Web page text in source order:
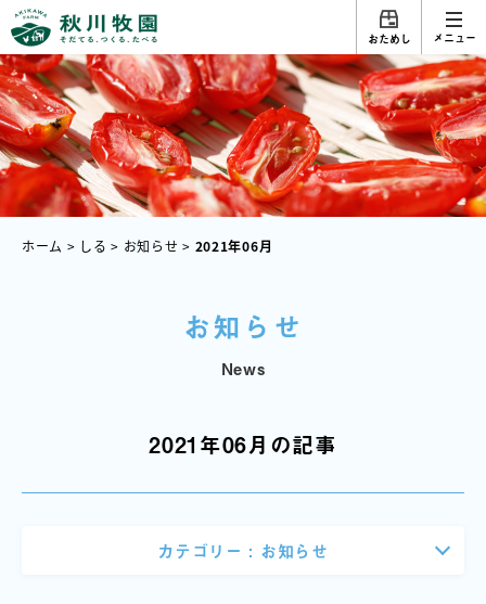
おためし メニュー
ホーム > しる > お知らせ > 2021年06月
お知らせ
News
2021年06月の記事
カテゴリー : お知らせ